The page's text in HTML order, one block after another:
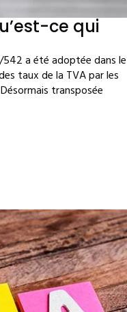
ce qui
a été adoptée dans le
taux de la TVA par les
transposée